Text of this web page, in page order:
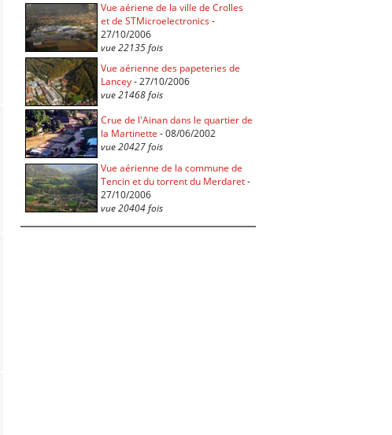
Vue aériene de la ville de Crolles
et de STMicroelectronics-
27/10/2006
vue 22135 fois
Vue aérienne des papeteries de
Lancey- 27/10/2006
vue 21468 fois
Crue de l'Ainan dans le quartier de
la Martinette - 08/06/2002
vue 20427 fois
Vue aérienne de la commune de
Tencin et du torrent du Merdaret-
27/10/2006
vue 20404 fois